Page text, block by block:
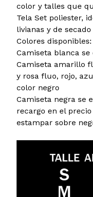
color y talles que
Tela Set poliester,
livianas y de
Colores disponibles:
Camiseta blanca
Camiseta amarillo
y rosa fluo, rojo,
color negro
Camiseta negra se
recargo en el
estampar sobre